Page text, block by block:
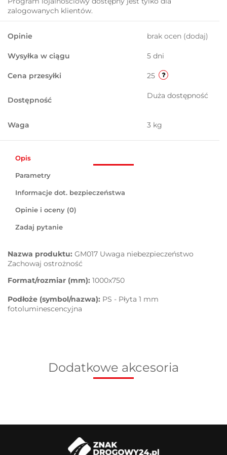
zalogowanych klientów.
Opinie brak ocen (dodaj)
Wysyłka w ciągu 5 dni
Cena przesyłki 25
Dostępność Duża dostępność
Waga 3 kg
Opis
Parametry
Informacje dot. bezpieczeństwa
Opinie i oceny (0)
Zadaj pytanie
Nazwa produktu: GM017 Uwaga niebezpieczeństwo
Zachowaj ostrożność
Format/rozmiar (mm): 1000x750
Podłoże (symbol/nazwa): PS - Płyta 1 mm
fotoluminescencyjna
Dodatkowe akcesoria